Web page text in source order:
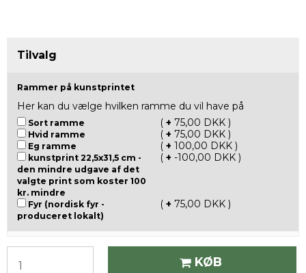
Tilvalg
Rammer på kunstprintet
Her kan du vælge hvilken ramme du vil have på
Sort ramme ( + 75,00 DKK )
Hvid ramme ( + 75,00 DKK )
Eg ramme ( + 100,00 DKK )
den mindre udgave af det
valgte print som koster 100
kr. mindre
( + -100,00 DKK )
produceret lokalt)
( + 75,00 DKK )
KØB